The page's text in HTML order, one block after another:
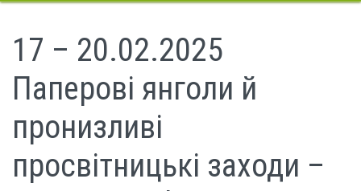
17 – 20.02.2025
Паперові янголи й
пронизливі
просвітницькі заходи –